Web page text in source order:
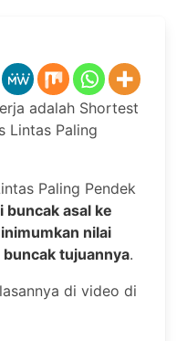
adalah Shortest
Lintas Paling
Paling Pendek
buncak asal ke
nilai
tujuannya.
di video di